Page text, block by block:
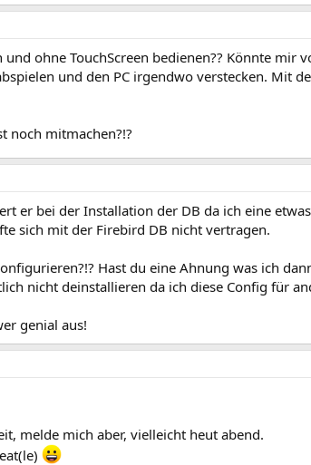
ohne TouchScreen bedienen?? Könnte mir
und den PC irgendwo verstecken. Mit
noch mitmachen?!?
er bei der Installation der DB da ich eine
sich mit der Firebird DB nicht vertragen.
Hast du eine Ahnung was ich
nicht deinstallieren da ich diese Config für
genial aus!
melde mich aber, vielleicht heut abend.